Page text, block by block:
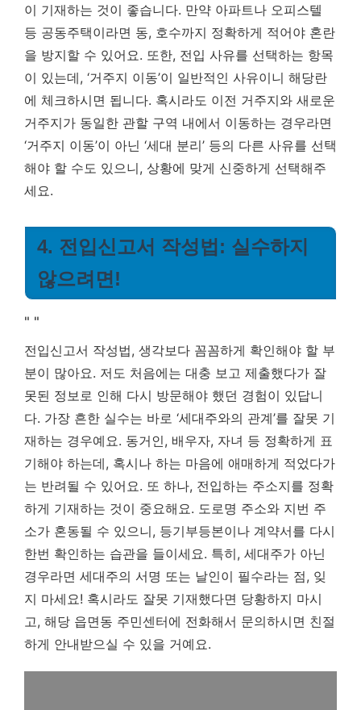
이 기재하는 것이 좋습니다. 만약 아파트나 오피스텔
등 공동주택이라면 동, 호수까지 정확하게 적어야 혼란
을 방지할 수 있어요. 또한, 전입 사유를 선택하는 항목
이 있는데, ‘거주지 이동’이 일반적인 사유이니 해당란
에 체크하시면 됩니다. 혹시라도 이전 거주지와 새로운
거주지가 동일한 관할 구역 내에서 이동하는 경우라면
‘거주지 이동’이 아닌 ‘세대 분리’ 등의 다른 사유를 선택
해야 할 수도 있으니, 상황에 맞게 신중하게 선택해주
세요.
4. 전입신고서 작성법: 실수하지
않으려면!
" "
전입신고서 작성법, 생각보다 꼼꼼하게 확인해야 할 부
분이 많아요. 저도 처음에는 대충 보고 제출했다가 잘
못된 정보로 인해 다시 방문해야 했던 경험이 있답니
다. 가장 흔한 실수는 바로 ‘세대주와의 관계’를 잘못 기
재하는 경우예요. 동거인, 배우자, 자녀 등 정확하게 표
기해야 하는데, 혹시나 하는 마음에 애매하게 적었다가
는 반려될 수 있어요. 또 하나, 전입하는 주소지를 정확
하게 기재하는 것이 중요해요. 도로명 주소와 지번 주
소가 혼동될 수 있으니, 등기부등본이나 계약서를 다시
한번 확인하는 습관을 들이세요. 특히, 세대주가 아닌
경우라면 세대주의 서명 또는 날인이 필수라는 점, 잊
지 마세요! 혹시라도 잘못 기재했다면 당황하지 마시
고, 해당 읍면동 주민센터에 전화해서 문의하시면 친절
하게 안내받으실 수 있을 거예요.